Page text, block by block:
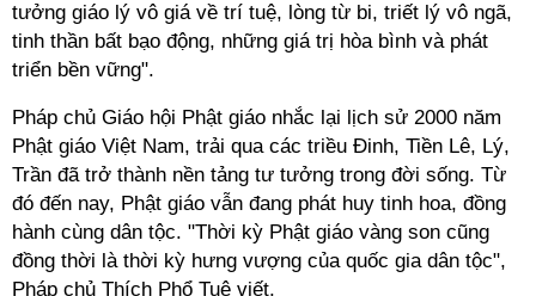
tưởng giáo lý vô giá về trí tuệ, lòng từ bi, triết lý vô ngã,
tinh thần bất bạo động, những giá trị hòa bình và phát
triển bền vững".
Pháp chủ Giáo hội Phật giáo nhắc lại lịch sử 2000 năm
Phật giáo Việt Nam, trải qua các triều Đinh, Tiền Lê, Lý,
Trần đã trở thành nền tảng tư tưởng trong đời sống. Từ
đó đến nay, Phật giáo vẫn đang phát huy tinh hoa, đồng
hành cùng dân tộc. "Thời kỳ Phật giáo vàng son cũng
đồng thời là thời kỳ hưng vượng của quốc gia dân tộc",
Pháp chủ Thích Phổ Tuệ viết.